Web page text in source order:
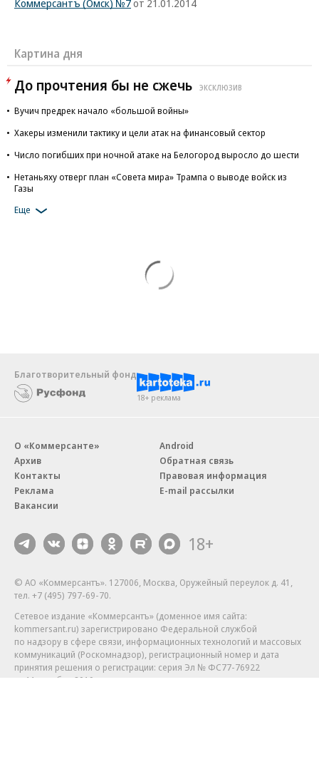
Коммерсантъ (Омск) №7от 21.01.2014
Картина дня
До прочтения бы не сжечь ЭКСКЛЮЗИВ
Вучич предрек начало «большой войны»
Хакеры изменили тактику и цели атак на финансовый сектор
Число погибших при ночной атаке на Белогород выросло до шести
Нетаньяху отверг план «Совета мира» Трампа о выводе войск из
Газы
Еще
Благотворительный фонд
18+ реклама
О «Коммерсанте»
Архив
Контакты
Реклама
Вакансии
Android
Обратная связь
Правовая информация
E-mail рассылки
18+
© АО «Коммерсантъ». 127006, Москва, Оружейный переулок д. 41,
тел. +7 (495) 797-69-70.
Сетевое издание «Коммерсантъ» (доменное имя сайта:
kommersant.ru) зарегистрировано Федеральной службой
по надзору в сфере связи, информационных технологий и массовых
коммуникаций (Роскомнадзор), регистрационный номер и дата
принятия решения о регистрации: серия Эл № ФС77-76922
от 11 октября 2019 г.